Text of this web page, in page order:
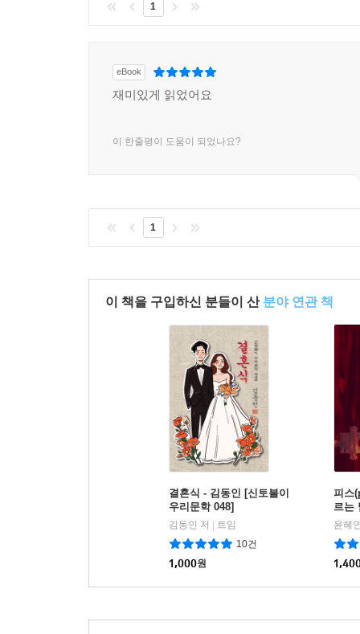
1
eBook
재미있게 읽었어요
이 한줄평이 도움이 되었나요?
1
이 책을 구입하신 분들이 산 분야 연관 책
결혼식 - 김동인 [신토불이
우리문학 048]
김동인 저
트임
10건
1,000원
피스
르는
윤혜